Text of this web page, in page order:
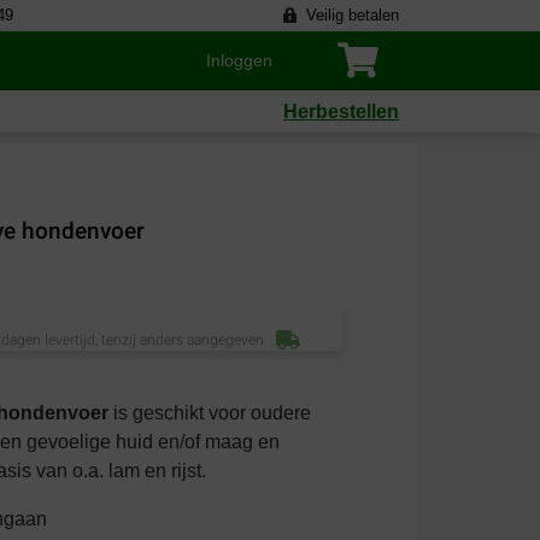
Veilig betalen
Inloggen
Herbestellen
hondenvoer
levertijd, tenzij anders aangegeven
is geschikt voor oudere
gevoelige huid en/of maag en
van o.a. lam en rijst.